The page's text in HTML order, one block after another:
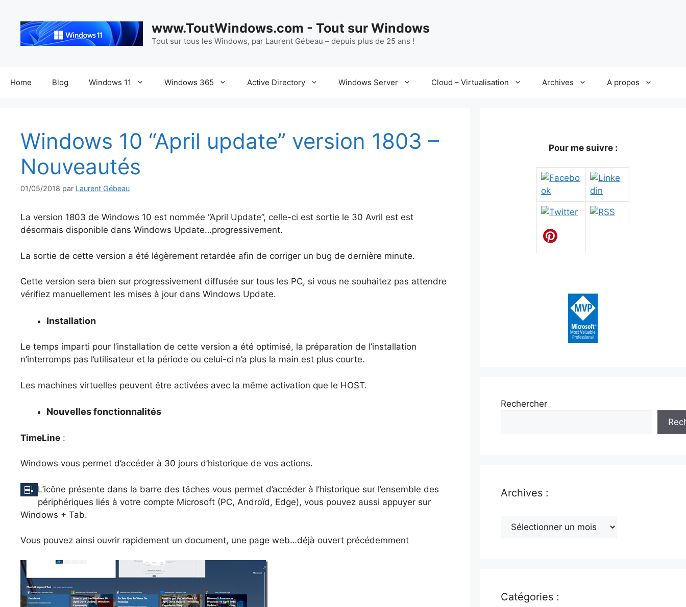
contenu
www.ToutWindows.com - Tout sur Windows
Tout sur tous les Windows, par Laurent Gébeau – depuis plus de 25 ans !
Home Blog Windows 11 Windows 365 Active Directory Windows Server Cloud – Virtualisation Archives A propos
Windows 10 “April update” version 1803 –
Nouveautés
01/05/2018 par Laurent Gébeau
La version 1803 de Windows 10 est nommée “April Update”, celle-ci est sortie le 30 Avril est est
désormais disponible dans Windows Update…progressivement.
La sortie de cette version a été légèrement retardée afin de corriger un bug de dernière minute.
Cette version sera bien sur progressivement diffusée sur tous les PC, si vous ne souhaitez pas attendre
vérifiez manuellement les mises à jour dans Windows Update.
Installation
Le temps imparti pour l’installation de cette version a été optimisé, la préparation de l’installation
n’interromps pas l’utilisateur et la période ou celui-ci n’a plus la main est plus courte.
Les machines virtuelles peuvent être activées avec la même activation que le HOST.
Nouvelles fonctionnalités
TimeLine :
Windows vous permet d’accéder à 30 jours d’historique de vos actions.
L’icône présente dans la barre des tâches vous permet d’accéder à l’historique sur l’ensemble des
périphériques liés à votre compte Microsoft (PC, Androïd, Edge), vous pouvez aussi appuyer sur
Windows + Tab.
Vous pouvez ainsi ouvrir rapidement un document, une page web…déjà ouvert précédemment
Pour me suivre :
Rechercher
Archives :
Archives
Catégories :